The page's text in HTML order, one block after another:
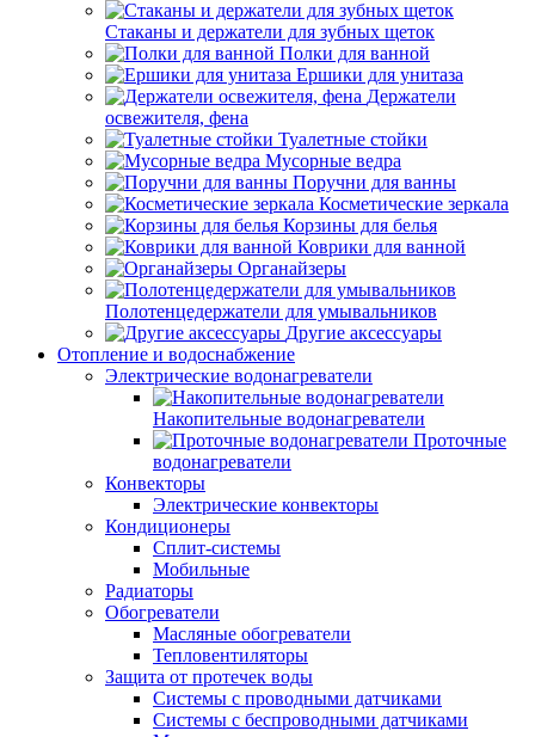
Стаканы и держатели для зубных щеток
Полки для ванной
Ершики для унитаза
Держатели
освежителя, фена
Туалетные стойки
Мусорные ведра
Поручни для ванны
Косметические зеркала
Корзины для белья
Коврики для ванной
Органайзеры
Полотенцедержатели для умывальников
Другие аксессуары
Отопление и водоснабжение
Электрические водонагреватели
Накопительные водонагреватели
Проточные
водонагреватели
Конвекторы
Электрические конвекторы
Кондиционеры
Сплит-системы
Мобильные
Радиаторы
Обогреватели
Масляные обогреватели
Тепловентиляторы
Защита от протечек воды
Системы с проводными датчиками
Системы с беспроводными датчиками